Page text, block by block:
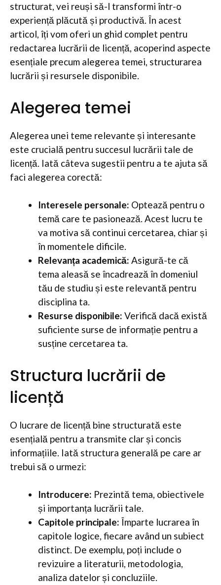
structurat, vei reuși să-l transformi într-o
experiență plăcută și productivă. În acest
articol, îți vom oferi un ghid complet pentru
redactarea lucrării de licență, acoperind aspecte
esențiale precum alegerea temei, structurarea
lucrării și resursele disponibile.
Alegerea temei
Alegerea unei teme relevante și interesante
este crucială pentru succesul lucrării tale de
licență. Iată câteva sugestii pentru a te ajuta să
faci alegerea corectă:
Interesele personale: Optează pentru o
temă care te pasionează. Acest lucru te
va motiva să continui cercetarea, chiar și
în momentele dificile.
Relevanța academică: Asigură-te că
tema aleasă se încadrează în domeniul
tău de studiu și este relevantă pentru
disciplina ta.
Resurse disponibile: Verifică dacă există
suficiente surse de informație pentru a
susține cercetarea ta.
Structura lucrării de
licență
O lucrare de licență bine structurată este
esențială pentru a transmite clar și concis
informațiile. Iată structura generală pe care ar
trebui să o urmezi:
Introducere: Prezintă tema, obiectivele
și importanța lucrării tale.
Capitole principale: Împarte lucrarea în
capitole logice, fiecare având un subiect
distinct. De exemplu, poți include o
revizuire a literaturii, metodologia,
analiza datelor și concluziile.